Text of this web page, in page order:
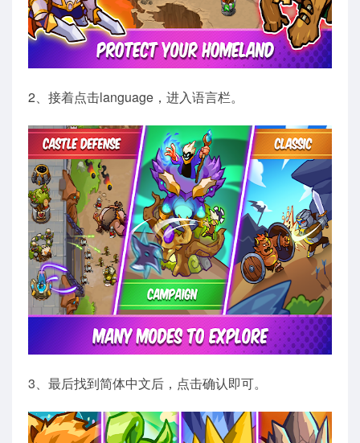
2、接着点击language，进入语言栏。
3、最后找到简体中文后，点击确认即可。